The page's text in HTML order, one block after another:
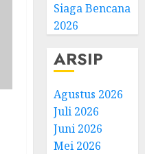
Siaga Bencana
2026
ARSIP
Agustus 2026
Juli 2026
Juni 2026
Mei 2026